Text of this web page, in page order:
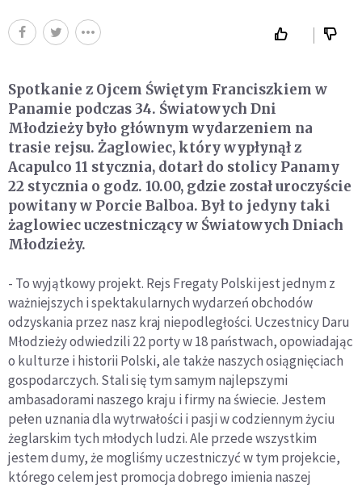
Spotkanie z Ojcem Świętym Franciszkiem w
Panamie podczas 34. Światowych Dni
Młodzieży było głównym wydarzeniem na
trasie rejsu. Żaglowiec, który wypłynął z
Acapulco 11 stycznia, dotarł do stolicy Panamy
22 stycznia o godz. 10.00, gdzie został uroczyście
powitany w Porcie Balboa. Był to jedyny taki
żaglowiec uczestniczący w Światowych Dniach
Młodzieży.
- To wyjątkowy projekt. Rejs Fregaty Polski jest jednym z
ważniejszych i spektakularnych wydarzeń obchodów
odzyskania przez nasz kraj niepodległości. Uczestnicy Daru
Młodzieży odwiedzili 22 porty w 18 państwach, opowiadając
o kulturze i historii Polski, ale także naszych osiągnięciach
gospodarczych. Stali się tym samym najlepszymi
ambasadorami naszego kraju i firmy na świecie. Jestem
pełen uznania dla wytrwałości i pasji w codziennym życiu
żeglarskim tych młodych ludzi. Ale przede wszystkim
jestem dumy, że mogliśmy uczestniczyć w tym projekcie,
którego celem jest promocja dobrego imienia naszej